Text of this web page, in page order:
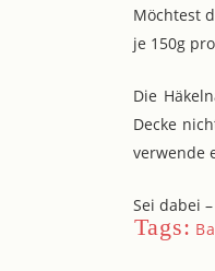
Möchtest
je 150g
Die
Decke
verwende
Sei dabei
Tags: